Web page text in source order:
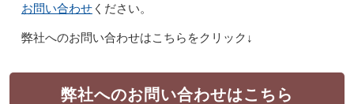
お問い合わせください。
弊社へのお問い合わせはこちらをクリック↓
弊社へのお問い合わせはこちら